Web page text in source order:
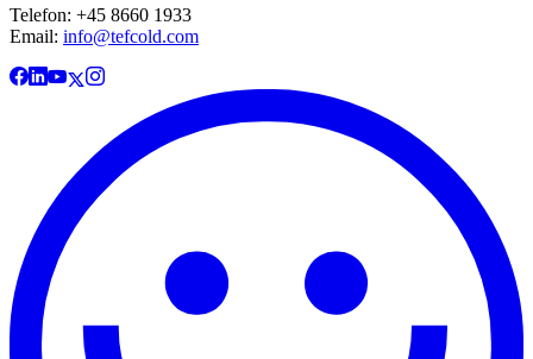
Telefon: +45 8660 1933
Email: info@tefcold.com